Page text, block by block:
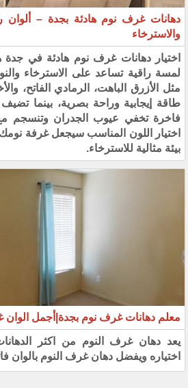
دهانات غرف نوم هادئة بجدة – ألوان
والاسترخاء
اختيار دهانات غرف نوم هادئة في جدة
لمسة راقية تساعد على الاسترخاء
مثل الأزرق الباهت، الرمادي الفاتح،
طاقة إيجابية وراحة بصرية، بينما
فاخرة تخفي عيوب الجدران وتنسجم
اختيار اللون المناسب سيجعل غرفة نومك
بيئة مثالية للاسترخاء.
معلم دهانات غرف نوم بجدة|أجمل الوان غرف
يعد دهان غرف النوم من اكثر
اختياره ويفضل دهان غرف النوم بالوان